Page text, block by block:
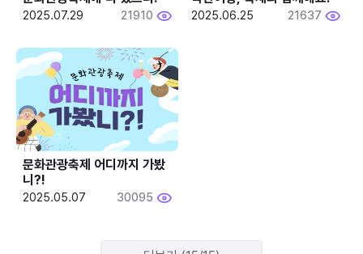
2025.07.29 21910 2025.06.25 21637
문화관광축제 어디까지 가봤
니?!
2025.05.07 30095